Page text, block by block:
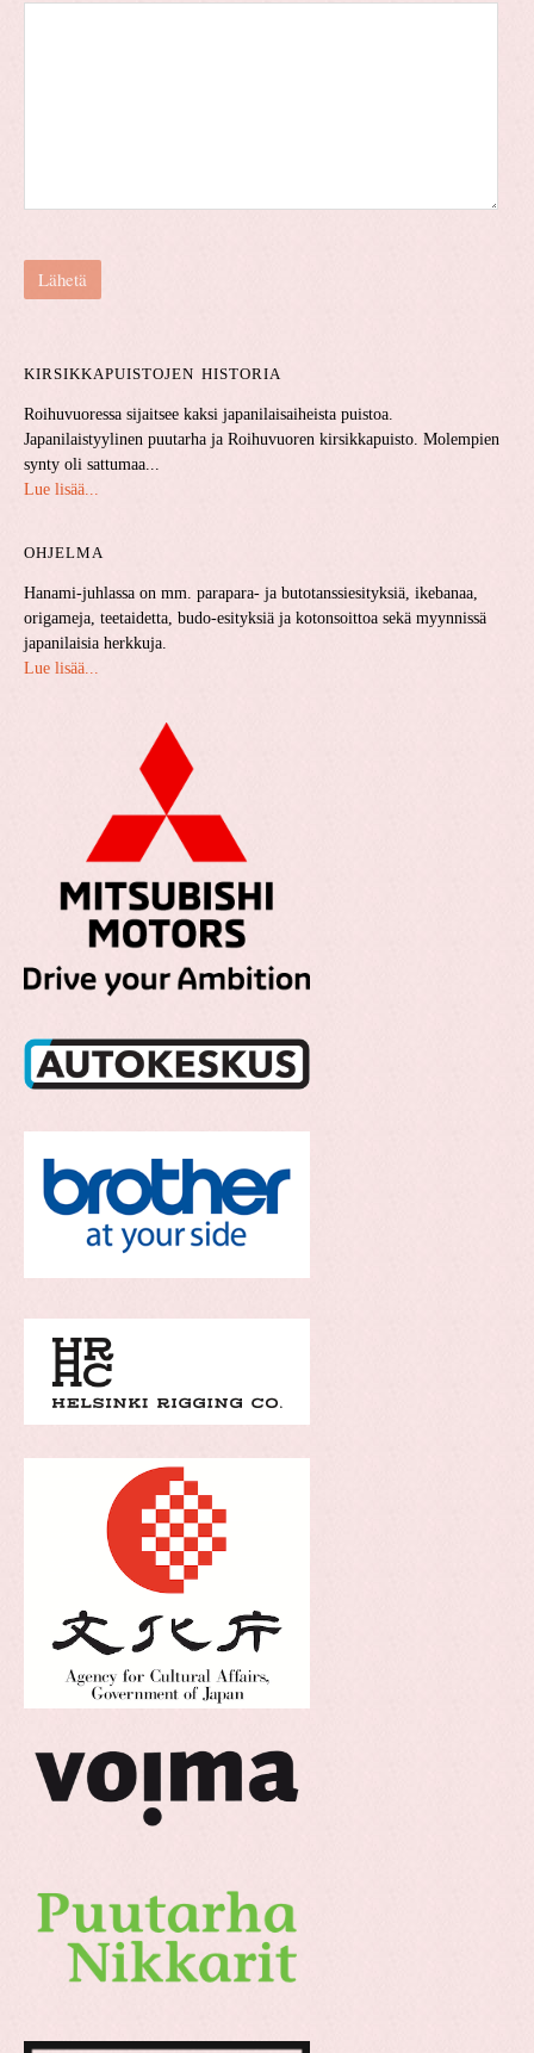
KIRSIKKAPUISTOJEN HISTORIA
Roihuvuoressa sijaitsee kaksi japanilaisaiheista puistoa.
Japanilaistyylinen puutarha ja Roihuvuoren kirsikkapuisto. Molempien
synty oli sattumaa...
Lue lisää...
OHJELMA
Hanami-juhlassa on mm. parapara- ja butotanssiesityksiä, ikebanaa,
origameja, teetaidetta, budo-esityksiä ja kotonsoittoa sekä myynnissä
japanilaisia herkkuja.
Lue lisää...